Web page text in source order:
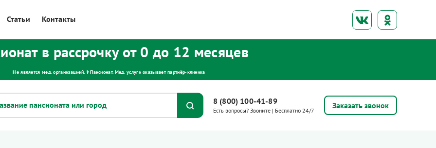
Статьи Контакты
в рассрочку от 0 до 12 месяцев
Не является мед. организацией. ⚕ Пансионат. Мед. услуги оказывает партнёр‑клиника
8 (800) 100-41-89
Есть вопросы? Звоните | Бесплатно 24/7
Заказать звонок